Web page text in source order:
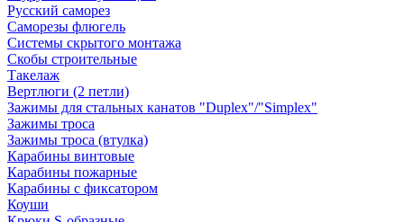
Русский саморез
Саморезы флюгель
Системы скрытого монтажа
Скобы строительные
Такелаж
Вертлюги (2 петли)
Зажимы для стальных канатов "Duplex"/"Simplex"
Зажимы троса
Зажимы троса (втулка)
Карабины винтовые
Карабины пожарные
Карабины с фиксатором
Коуши